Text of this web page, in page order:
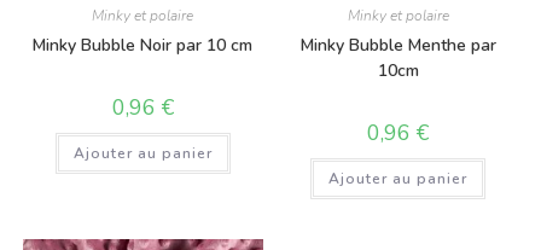
Minky et polaire
Minky Bubble Noir par 10 cm
0,96 €
Ajouter au panier
Minky et polaire
Minky Bubble Menthe par
10cm
0,96€
Ajouter au panier